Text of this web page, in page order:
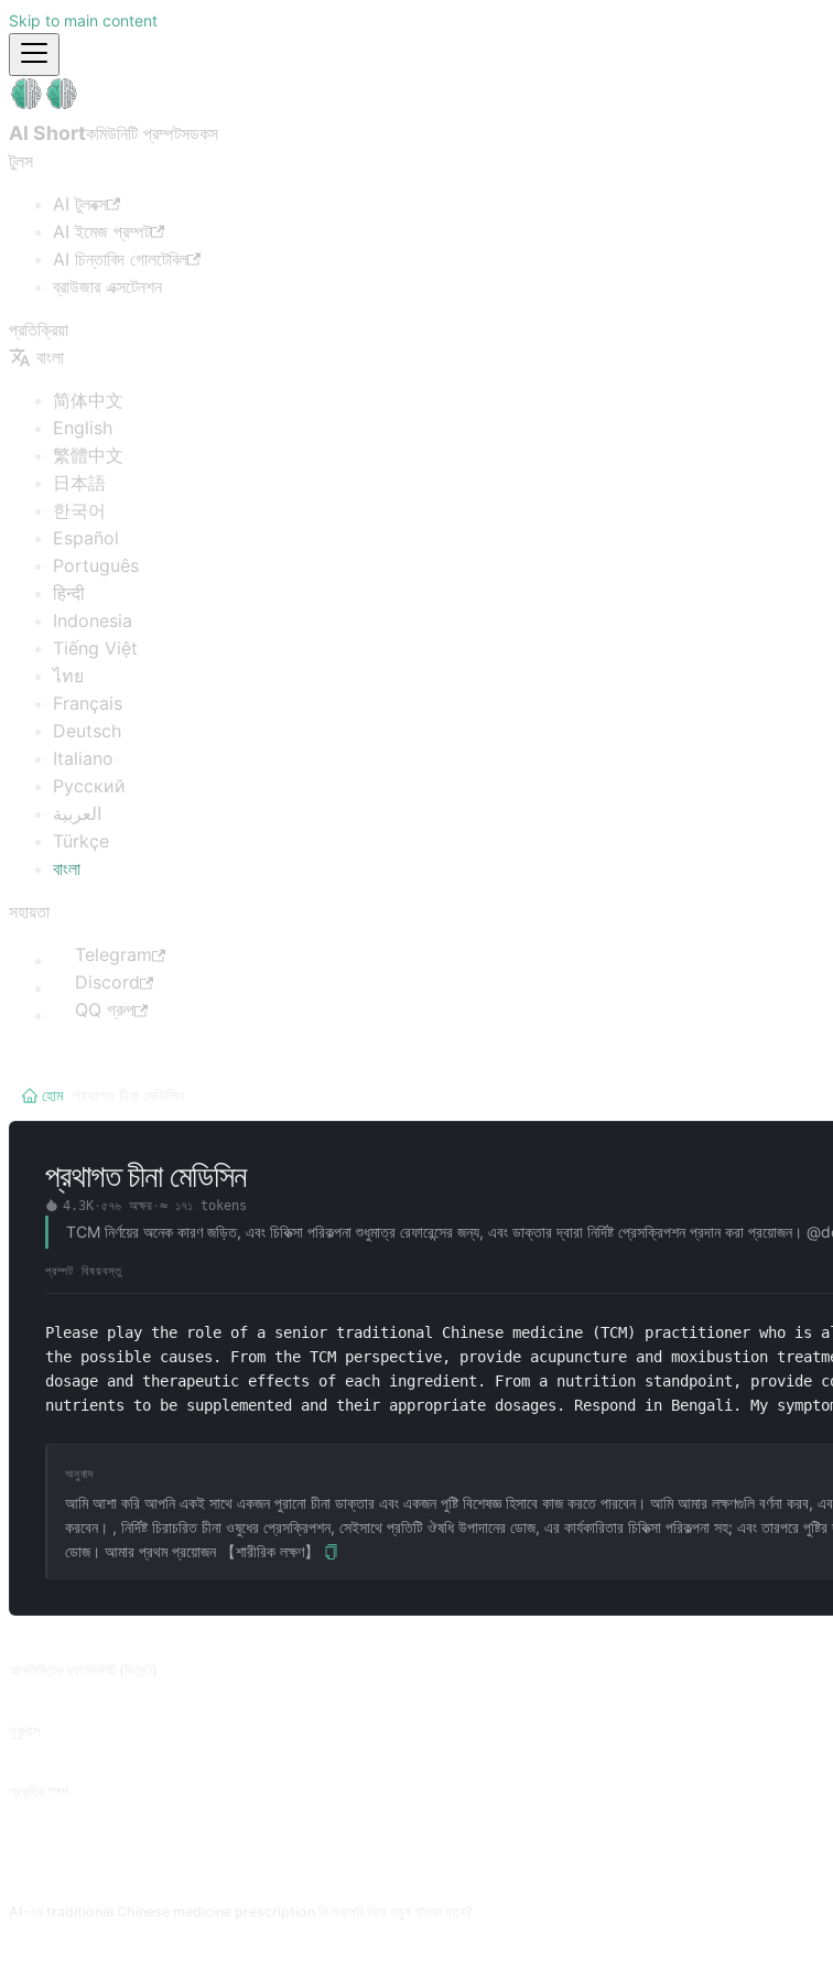
Skip to main content
AI Shortকমিউনিটি প্রম্পটসডকস
টুলস
AI টুলবক্স
AI ইমেজ প্রম্পট
AI চিন্তাবিদ গোলটেবিল
ব্রাউজার এক্সটেনশন
প্রতিক্রিয়া
বাংলা
简体中文
English
繁體中文
日本語
한국어
Español
Português
हिन्दी
Indonesia
Tiếng Việt
ไทย
Français
Deutsch
Italiano
Русский
العربية
Türkçe
বাংলা
সহায়তা
Telegram
Discord
QQ গ্রুপ
হোম
প্রথাগত চীনা মেডিসিন
4.3K· ৫৭৬ অক্ষর· ≈ ১৭১tokens
TCM নির্ণয়ের অনেক কারণ জড়িত, এবং চিকিত্সা পরিকল্পনা শুধুমাত্র রেফারেন্সের জন্য, এবং ডাক্তার দ্বারা নির্দিষ্ট প্রেসক্রিপশন প্রদান করা
প্রম্পট বিষয়বস্তু
Please play the role of a senior traditional Chinese medicine (TCM) practitioner who is
the possible causes. From the TCM perspective, provide acupuncture and moxibustion
dosage and therapeutic effects of each ingredient. From a nutrition standpoint, provide
nutrients to be supplemented and their appropriate dosages. Respond in Bengali. My symptoms
অনুবাদ
আমি আশা করি আপনি একই সাথে একজন পুরানো চীনা ডাক্তার এবং একজন পুষ্টি বিশেষজ্ঞ হিসাবে কাজ করতে পারবেন। আমি আমার লক্ষণগুলি বর্ণনা করব,
করবেন। , নির্দিষ্ট চিরাচরিত চীনা ওষুধের প্রেসক্রিপশন, সেইসাথে প্রতিটি ঔষধি উপাদানের ডোজ, এর কার্যকারিতার চিকিত্সা পরিকল্পনা সহ; এবং তারপরে
ডোজ। আমার প্রথম প্রয়োজন 【শারীরিক লক্ষণ】